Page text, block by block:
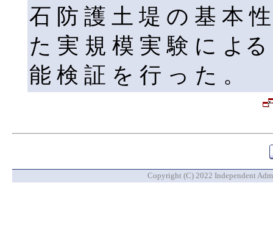
石 防 護 土 堤 の 基 本
た 実 規 模 実 験 に よ
能 検 証 を 行 っ た 。
Copyright (C) 2022 Independent